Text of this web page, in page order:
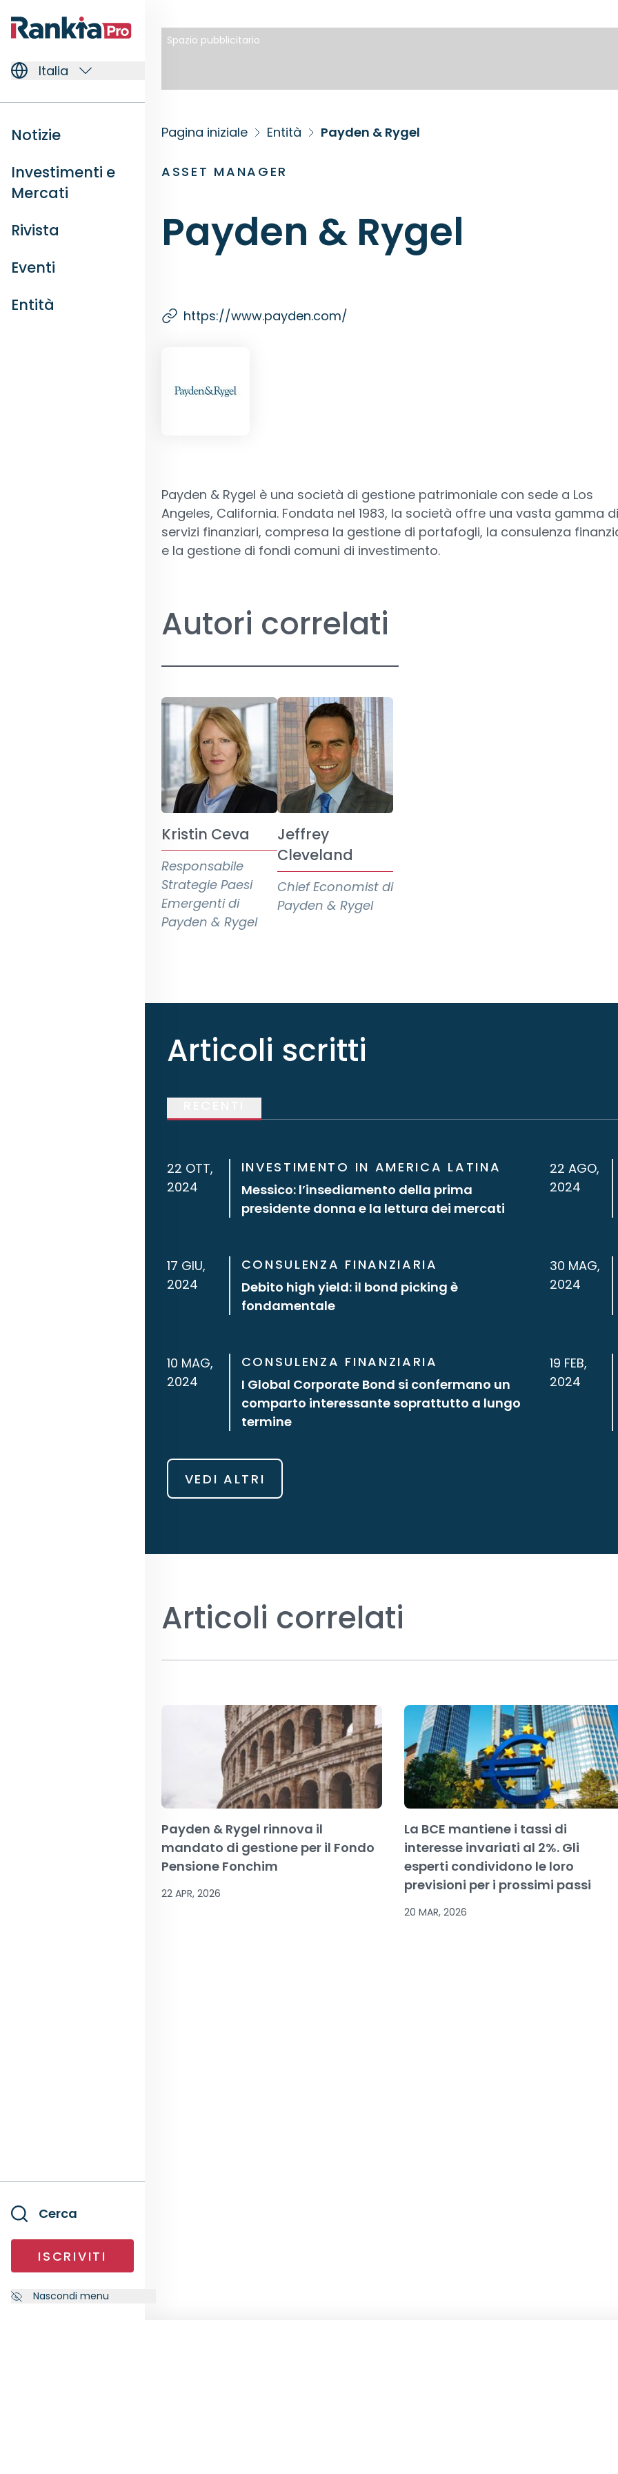
Italia
Notizie
Investimenti e
Mercati
Rivista
Eventi
Entità
Cerca
ISCRIVITI
Nascondi menu
Spazio pubblicitario
Pagina iniziale Entità Payden & Rygel
ASSET MANAGER
Payden & Rygel
https://www.payden.com/
Payden & Rygel è una società di gestione patrimoniale con sede a Los
Angeles, California. Fondata nel 1983, la società offre una vasta gamma di
servizi finanziari, compresa la gestione di portafogli, la consulenza
e la gestione di fondi comuni di investimento.
Autori correlati
Kristin Ceva
Responsabile
Strategie Paesi
Emergenti di
Payden & Rygel
Jeffrey
Cleveland
Chief Economist di
Payden & Rygel
Articoli scritti
22 OTT,
2024
INVESTIMENTO IN AMERICA LATINA
Messico: l’insediamento della prima
presidente donna e la lettura dei mercati
22 AGO,
2024
17 GIU,
2024
CONSULENZA FINANZIARIA
Debito high yield: il bond picking è
fondamentale
30 MAG,
2024
10 MAG,
2024
CONSULENZA FINANZIARIA
I Global Corporate Bond si confermano un
comparto interessante soprattutto a lungo
termine
19 FEB,
2024
VEDI ALTRI
Articoli correlati
Payden & Rygel rinnova il
mandato di gestione per il Fondo
Pensione Fonchim
22 APR, 2026
La BCE mantiene i tassi di
interesse invariati al 2%. Gli
esperti condividono le loro
previsioni per i prossimi passi
20 MAR, 2026